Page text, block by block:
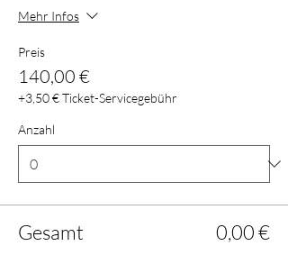
Mehr Infos
Preis
140,00 €
+3,50 € Ticket-Servicegebühr
Anzahl
Gesamt 0,00 €